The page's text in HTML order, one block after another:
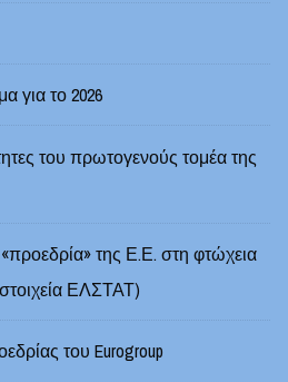
για το 2026
του πρωτογενούς τομέα της
της Ε.Ε. στη φτώχεια
ΕΛΣΤΑΤ)
του Eurogroup